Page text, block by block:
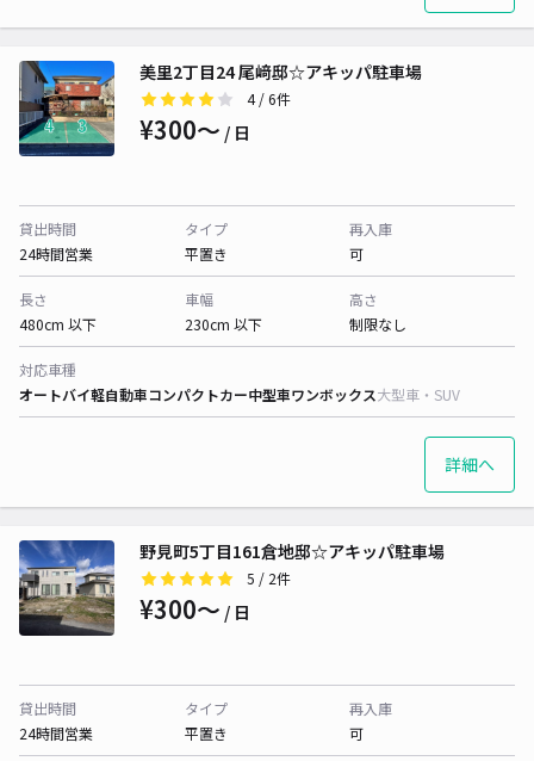
美里2丁目24 尾﨑邸☆アキッパ駐車場
4/ 6件
¥300〜 / 日
貸出時間
24時間営業
タイプ
平置き
再入庫
可
長さ
480cm 以下
車幅
230cm 以下
高さ
制限なし
対応車種
オートバイ軽自動車コンパクトカー中型車ワンボックス大型車・SUV
詳細へ
野見町5丁目161倉地邸☆アキッパ駐車場
5 / 2件
¥300〜 / 日
貸出時間
24時間営業
タイプ
平置き
再入庫
可